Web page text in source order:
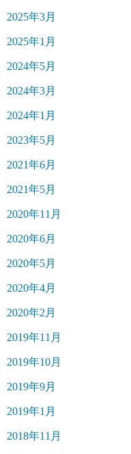
2025年3月
2025年1月
2024年5月
2024年3月
2024年1月
2023年5月
2021年6月
2021年5月
2020年11月
2020年6月
2020年5月
2020年4月
2020年2月
2019年11月
2019年10月
2019年9月
2019年1月
2018年11月